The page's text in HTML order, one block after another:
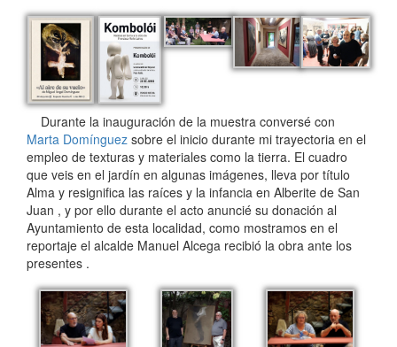
Durante la inauguración de la muestra conversé con
Marta Domínguez sobre el inicio durante mi trayectoria en el
empleo de texturas y materiales como la tierra. El cuadro
que veis en el jardín en algunas imágenes, lleva por título
Alma y resignifica las raíces y la infancia en Alberite de San
Juan , y por ello durante el acto anuncié su donación al
Ayuntamiento de esta localidad, como mostramos en el
reportaje el alcalde Manuel Alcega recibió la obra ante los
presentes .